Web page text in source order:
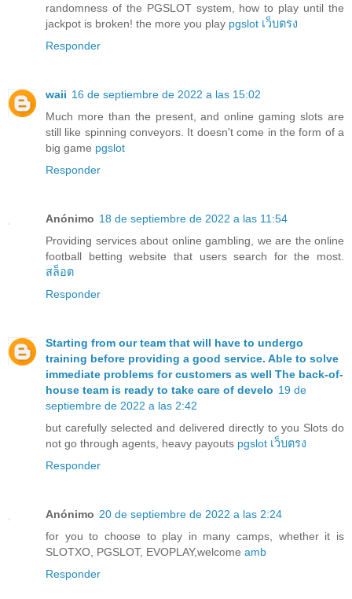
randomness of the PGSLOT system, how to play until the
jackpot is broken! the more you play pgslot เว็บตรง
Responder
waii 16 de septiembre de 2022 a las 15:02
Much more than the present, and online gaming slots are
still like spinning conveyors. It doesn't come in the form of a
big game pgslot
Responder
Anónimo 18 de septiembre de 2022 a las 11:54
Providing services about online gambling, we are the online
football betting website that users search for the most.
สล็อต
Responder
Starting from our team that will have to undergo
training before providing a good service. Able to solve
immediate problems for customers as well The back-of-
house team is ready to take care of develo 19 de
septiembre de 2022 a las 2:42
but carefully selected and delivered directly to you Slots do
not go through agents, heavy payouts pgslot เว็บตรง
Responder
Anónimo 20 de septiembre de 2022 a las 2:24
for you to choose to play in many camps, whether it is
SLOTXO, PGSLOT, EVOPLAY,welcome amb
Responder